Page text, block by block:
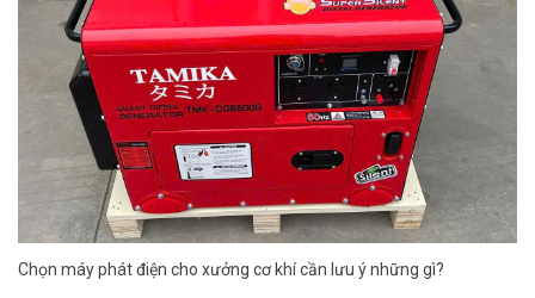
Chọn máy phát điện cho xưởng cơ khí cần lưu ý những gì?